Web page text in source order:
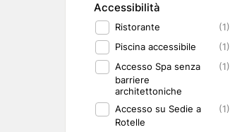
Accessibilità
Ristorante
(1)
Piscina accessibile
(1)
Accesso Spa senza
barriere
architettoniche
(1)
Accesso su Sedie a
Rotelle
(1)